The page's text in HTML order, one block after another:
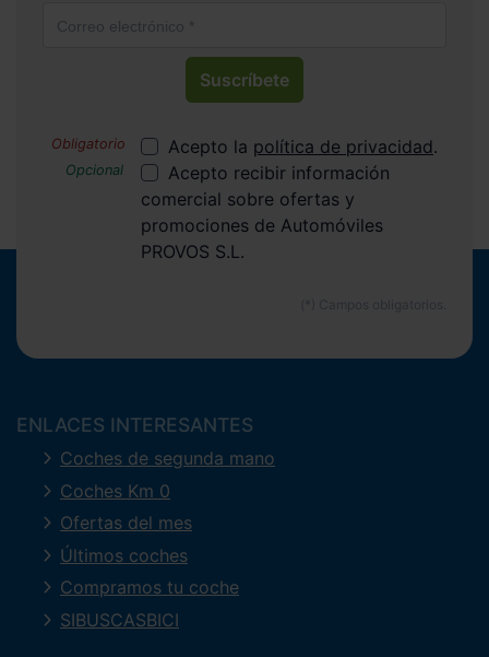
Suscríbete
Acepto la política de privacidad.
Acepto recibir información
comercial sobre ofertas y
promociones de Automóviles
PROVOS S.L.
ENLACES INTERESANTES
Coches de segunda mano
Coches Km 0
Ofertas del mes
Últimos coches
Compramos tu coche
SIBUSCASBICI